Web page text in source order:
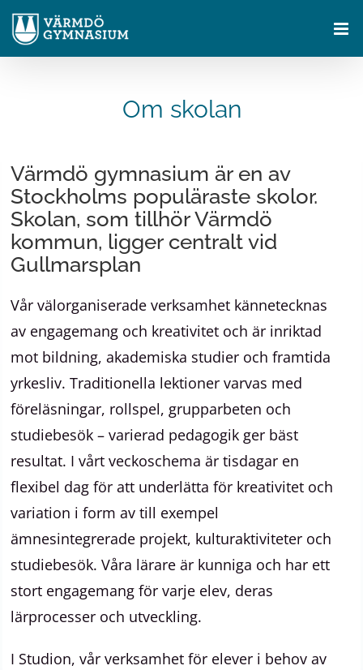
Fortsätt
till
Om skolan
Värmdö gymnasium är en av
Stockholms populäraste skolor.
Skolan, som tillhör Värmdö
kommun, ligger centralt vid
Gullmarsplan
Vår välorganiserade verksamhet kännetecknas
av engagemang och kreativitet och är inriktad
mot bildning, akademiska studier och framtida
yrkesliv. Traditionella lektioner varvas med
föreläsningar, rollspel, grupparbeten och
studiebesök – varierad pedagogik ger bäst
resultat. I vårt veckoschema är tisdagar en
flexibel dag för att underlätta för kreativitet och
variation i form av till exempel
ämnesintegrerade projekt, kulturaktiviteter och
studiebesök. Våra lärare är kunniga och har ett
stort engagemang för varje elev, deras
lärprocesser och utveckling.
I Studion, vår verksamhet för elever i behov av